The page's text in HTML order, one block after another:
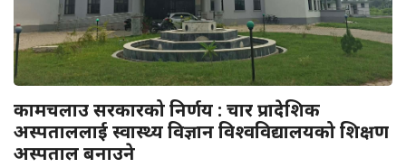
कामचलाउ सरकारको निर्णय : चार प्रादेशिक
अस्पताललाई स्वास्थ्य विज्ञान विश्वविद्यालयको शिक्षण
अस्पताल बनाउने